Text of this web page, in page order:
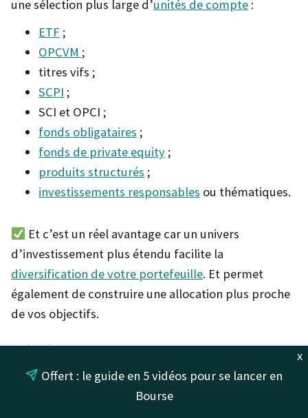
une sélection plus large d’unités de compte :
ETF ;
OPCVM ;
titres vifs ;
SCPI ;
SCI et OPCI ;
fonds obligataires ;
fonds de private equity ;
produits structurés ;
investissements responsables ou thématiques.
Et c’est un réel avantage car un univers
d’investissement plus étendu facilite la
diversification de votre portefeuille. Et permet
également de construire une allocation plus proche
de vos objectifs.
Bénéficiez de meilleurs outils de
gestion
x
Offert : le guide en 5 vidéos pour se lancer en
Bourse